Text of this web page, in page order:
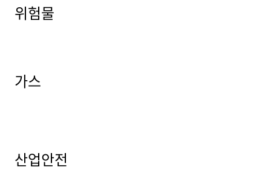
위험물
가스
산업안전